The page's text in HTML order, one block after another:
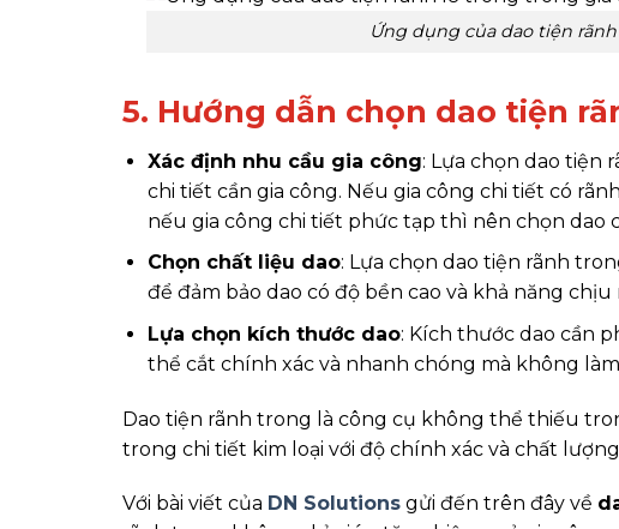
Ứng dụng của dao tiện
5. Hướng dẫn chọn dao tiện
Xác định nhu cầu gia công: Lựa chọn dao tiện
chi tiết cần gia công. Nếu gia công chi tiết có
nếu gia công chi tiết phức tạp thì nên chọn dao
Chọn chất liệu dao: Lựa chọn dao tiện rãnh
để đảm bảo dao có độ bền cao và khả năng
Lựa chọn kích thước dao: Kích thước dao cần
thể cắt chính xác và nhanh chóng mà không
Dao tiện rãnh trong là công cụ không thể thiếu
trong chi tiết kim loại với độ chính xác và chất lượng
Với bài viết của DN Solutions gửi đến trên đây về